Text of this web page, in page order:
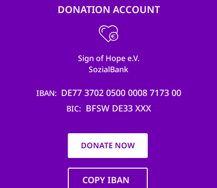
DONATION ACCOUNT
Sign of Hope e.V.
SozialBank
IBAN DE77 3702 0500 0008 7173 00
BIC BFSW DE33 XXX
DONATE NOW
COPY IBAN